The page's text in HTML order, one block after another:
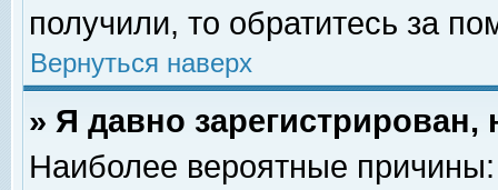
получили, то обратитесь за
Вернуться наверх
» Я давно
Наиболее вероятные